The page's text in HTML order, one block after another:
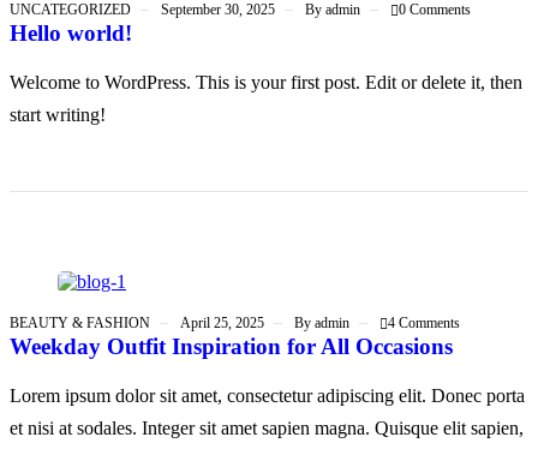
UNCATEGORIZED September 30, 2025 By admin 0 Comments
Hello world!
Welcome to WordPress. This is your first post. Edit or delete it, then
start writing!
BEAUTY & FASHION April 25, 2025 By admin 4 Comments
Weekday Outfit Inspiration for All Occasions
Lorem ipsum dolor sit amet, consectetur adipiscing elit. Donec porta
et nisi at sodales. Integer sit amet sapien magna. Quisque elit sapien,